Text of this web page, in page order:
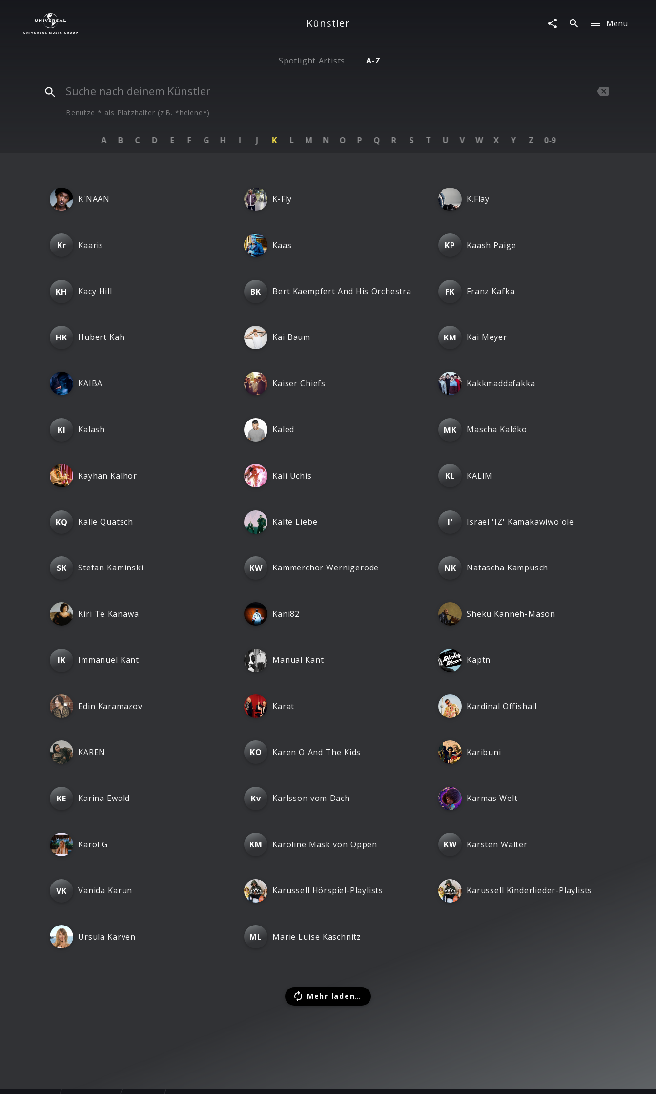
Künstler Menu
Spotlight Artists A-Z
Benutze * als Platzhalter (z.B. *helene*)
A B C D E F G H I J K L M N O P Q R S T U V W X Y Z 0‑9
K'NAAN K-Fly K.Flay
Kr Kaaris Kaas KP Kaash Paige
KH Kacy Hill BK Bert Kaempfert And His Orchestra FK Franz Kafka
HK Hubert Kah Kai Baum KM Kai Meyer
KAIBA Kaiser Chiefs Kakkmaddafakka
Kl Kalash Kaled MK Mascha Kaléko
Kayhan Kalhor Kali Uchis KL KALIM
KQ Kalle Quatsch Kalte Liebe I' Israel 'IZ' Kamakawiwo'ole
SK Stefan Kaminski KW Kammerchor Wernigerode NK Natascha Kampusch
Kiri Te Kanawa Kani82 Sheku Kanneh-Mason
IK Immanuel Kant Manual Kant Kaptn
Edin Karamazov Karat Kardinal Offishall
KAREN KO Karen O And The Kids Karibuni
KE Karina Ewald Kv Karlsson vom Dach Karmas Welt
Karol G KM Karoline Mask von Oppen KW Karsten Walter
VK Vanida Karun Karussell Hörspiel-Playlists Karussell Kinderlieder-Playlists
Ursula Karven ML Marie Luise Kaschnitz
Mehr laden…